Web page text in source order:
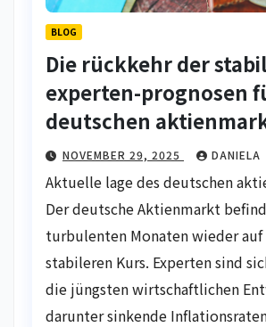
BLOG
Die rückkehr der
experten-prognosen
deutschen
NOVEMBER 29, 2025 DANIELA
Aktuelle lage des deutschen
Der deutsche Aktienmarkt
turbulenten Monaten wieder auf
stabileren Kurs. Experten sind
die jüngsten wirtschaftlichen
darunter sinkende